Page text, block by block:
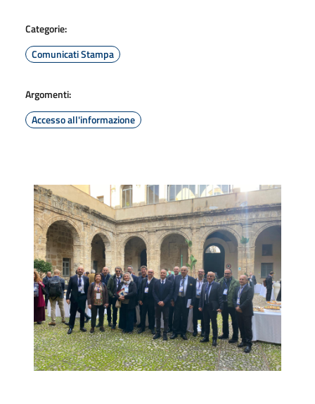
Categorie:
Comunicati Stampa
Argomenti:
Accesso all'informazione